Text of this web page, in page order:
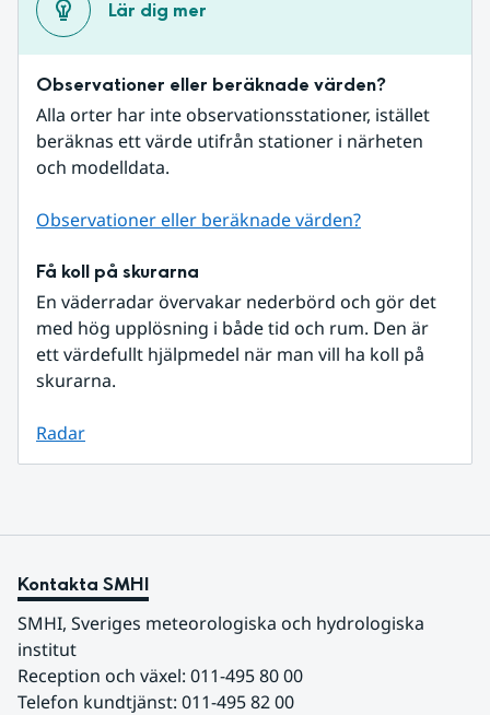
Lär dig mer
Observationer eller beräknade värden?
Alla orter har inte observationsstationer, istället
beräknas ett värde utifrån stationer i närheten
och modelldata.
Observationer eller beräknade värden?
Få koll på skurarna
En väderradar övervakar nederbörd och gör det
med hög upplösning i både tid och rum. Den är
ett värdefullt hjälpmedel när man vill ha koll på
skurarna.
Radar
Kontakta SMHI
SMHI, Sveriges meteorologiska och hydrologiska
institut
Reception och växel: 011-495 80 00
Telefon kundtjänst: 011-495 82 00